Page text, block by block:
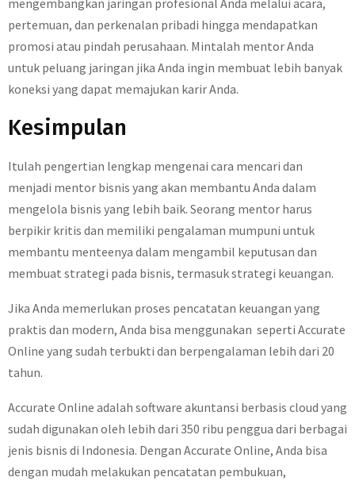
mengembangkan jaringan profesional Anda melalui acara,
pertemuan, dan perkenalan pribadi hingga mendapatkan
promosi atau pindah perusahaan. Mintalah mentor Anda
untuk peluang jaringan jika Anda ingin membuat lebih banyak
koneksi yang dapat memajukan karir Anda.
Kesimpulan
Itulah pengertian lengkap mengenai cara mencari dan
menjadi mentor bisnis yang akan membantu Anda dalam
mengelola bisnis yang lebih baik. Seorang mentor harus
berpikir kritis dan memiliki pengalaman mumpuni untuk
membantu menteenya dalam mengambil keputusan dan
membuat strategi pada bisnis, termasuk strategi keuangan.
Jika Anda memerlukan proses pencatatan keuangan yang
praktis dan modern, Anda bisa menggunakan seperti Accurate
Online yang sudah terbukti dan berpengalaman lebih dari 20
tahun.
Accurate Online adalah software akuntansi berbasis cloud yang
sudah digunakan oleh lebih dari 350 ribu penggua dari berbagai
jenis bisnis di Indonesia. Dengan Accurate Online, Anda bisa
dengan mudah melakukan pencatatan pembukuan,